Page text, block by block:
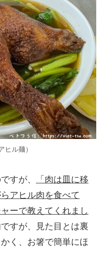
ヒル麺）
すが、
「肉は皿に移
アヒル肉を食べて
ーで教えてくれまし
すが、見た目とは裏
く、お箸で簡単にほ